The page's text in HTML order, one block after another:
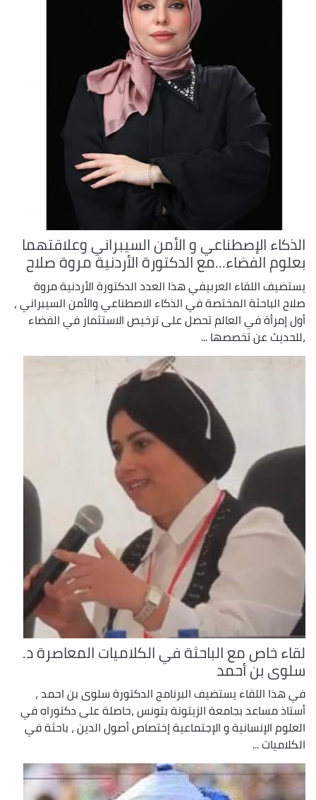
الذكاء الإصطناعي و الأمن السيبراني وعلاقتهما
بعلوم الفضاء...مع الدكتورة الأردنية مروة صلاح
يستضيف اللقاء العربيفي هذا العدد الدكتورة الأردنية مروة
صلاح الباحثة المختصة في الذكاء الاصطناعي والأمن السيبراني ،
أول إمرأة في العالم تحصل على ترخيص الاستثمار في الفضاء
،للحديث عن تخصصها ...
لقاء خاص مع الباحثة في الكلاميات المعاصرة د.
سلوى بن أحمد
في هذا اللقاء يستضيف البرنامج الدكتورة سلوى بن احمد ،
أستاذ مساعد بجامعة الزيتونة بتونس ،حاصلة على دكتوراه في
العلوم الإنسانية و الإجتماعية إختصاص أصول الدين ، باحثة في
الكلاميات ...